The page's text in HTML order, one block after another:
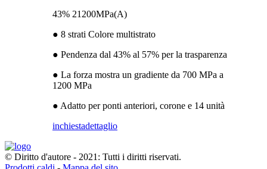
43% 21200MPa(A)
● 8 strati Colore multistrato
● Pendenza dal 43% al 57% per la trasparenza
● La forza mostra un gradiente da 700 MPa a
1200 MPa
● Adatto per ponti anteriori, corone e 14 unità
inchiestadettaglio
© Diritto d'autore - 2021: Tutti i diritti riservati.